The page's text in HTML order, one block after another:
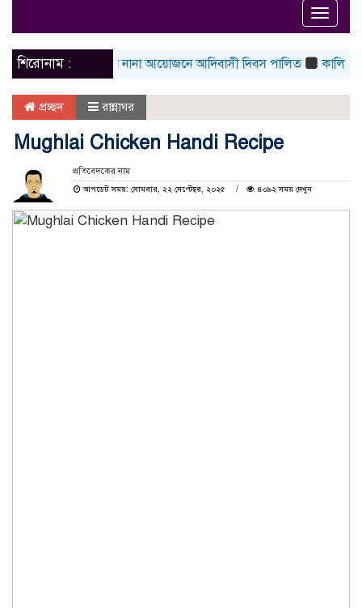
Toggle
শিরোনাম :
ঠাকুরগাঁওয়ে নানা আয়োজনে আদিবাসী দিবস পালিত কালিয়াকৈর
প্রচ্ছদ রান্নাঘর
Mughlai Chicken Handi Recipe
প্রতিবেদকের নাম
আপডেট সময়: সোমবার, ২২ সেপ্টেম্বর, ২০২৫
৪০৯২ সময় দেখুন